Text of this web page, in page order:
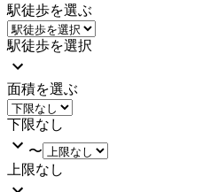
駅徒歩を選ぶ
駅徒歩を選択
面積を選ぶ
下限なし
〜
上限なし